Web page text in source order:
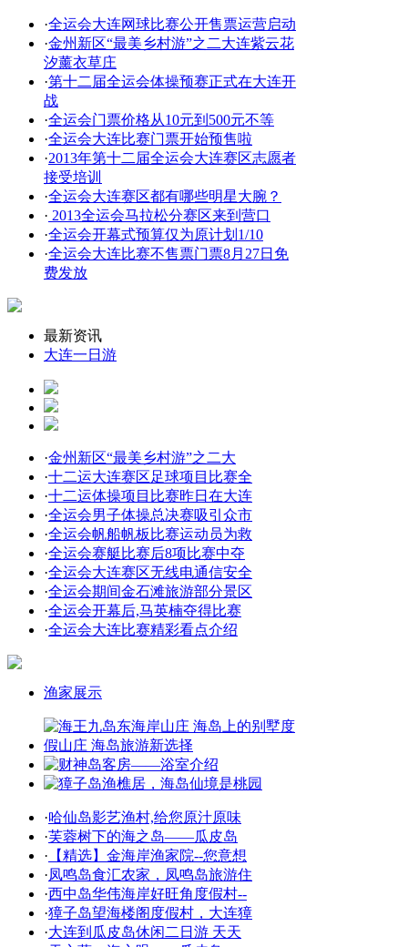
·全运会大连网球比赛公开售票运营启动
·金州新区“最美乡村游”之二大连紫云花
汐薰衣草庄
·第十二届全运会体操预赛正式在大连开
战
·全运会门票价格从10元到500元不等
·全运会大连比赛门票开始预售啦
·2013年第十二届全运会大连赛区志愿者
接受培训
·全运会大连赛区都有哪些明星大腕？
· 2013全运会马拉松分赛区来到营口
·全运会开幕式预算仅为原计划1/10
·全运会大连比赛不售票门票8月27日免
费发放
最新资讯
大连一日游
·金州新区“最美乡村游”之二大
·十二运大连赛区足球项目比赛全
·十二运体操项目比赛昨日在大连
·全运会男子体操总决赛吸引众市
·全运会帆船帆板比赛运动员为救
·全运会赛艇比赛后8项比赛中夺
·全运会大连赛区无线电通信安全
·全运会期间金石滩旅游部分景区
·全运会开幕后,马英楠夺得比赛
·全运会大连比赛精彩看点介绍
渔家展示
·哈仙岛影艺渔村,给您原汁原味
·芙蓉树下的海之岛——瓜皮岛
· 【精选】金海岸渔家院--您意想
·凤鸣岛食汇农家，凤鸣岛旅游住
·西中岛华伟海岸好旺角度假村--
·獐子岛望海楼阁度假村，大连獐
·大连到瓜皮岛休闲二日游 天天